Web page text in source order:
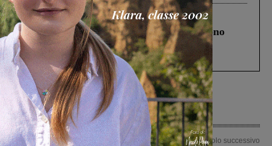
Cronaca 4 Agosto 2026
Un anno fa la strage in A1 in cui morirono
Gianni, Giulia e Franco. Lo schianto, il
processo, lo stop ai sorpassi fra tir....
Articolo precedente
Articolo successivo